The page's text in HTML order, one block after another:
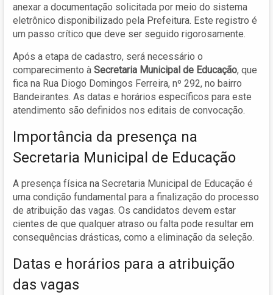
anexar a documentação solicitada por meio do sistema
eletrônico disponibilizado pela Prefeitura. Este registro é
um passo crítico que deve ser seguido rigorosamente.
Após a etapa de cadastro, será necessário o
comparecimento à Secretaria Municipal de Educação, que
fica na Rua Diogo Domingos Ferreira, nº 292, no bairro
Bandeirantes. As datas e horários específicos para este
atendimento são definidos nos editais de convocação.
Importância da presença na
Secretaria Municipal de Educação
A presença física na Secretaria Municipal de Educação é
uma condição fundamental para a finalização do processo
de atribuição das vagas. Os candidatos devem estar
cientes de que qualquer atraso ou falta pode resultar em
consequências drásticas, como a eliminação da seleção.
Datas e horários para a atribuição
das vagas